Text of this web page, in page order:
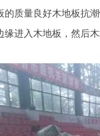
质量良好木地板抗
进入木地板，然后